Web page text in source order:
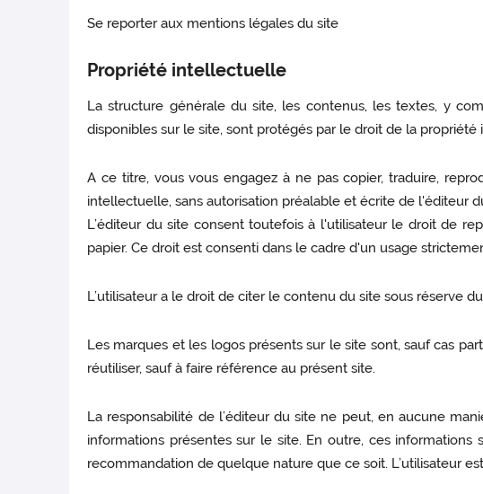
Se reporter aux mentions légales du site
Propriété intellectuelle
La structure générale du site, les contenus, les textes, y
disponibles sur le site, sont protégés par le droit de la
A ce titre, vous vous engagez à ne pas copier, traduire,
intellectuelle, sans autorisation préalable et écrite de l'éditeur
L’éditeur du site consent toutefois à l'utilisateur le droit de
papier. Ce droit est consenti dans le cadre d'un usage
L’utilisateur a le droit de citer le contenu du site sous réserve
Les marques et les logos présents sur le site sont, sauf cas
réutiliser, sauf à faire référence au présent site.
La responsabilité de l’éditeur du site ne peut, en aucune
informations présentes sur le site. En outre, ces
recommandation de quelque nature que ce soit. L’utilisateur